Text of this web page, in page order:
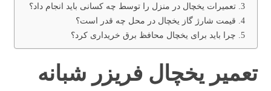
تعمیرات یخچال در منزل را توسط چه کسانی باید انجام داد؟
قیمت شارژ گاز یخچال در محل چه قدر است؟
چرا باید برای یخچال محافظ برق خریداری کرد؟
تعمیر یخچال فریزر شبانه